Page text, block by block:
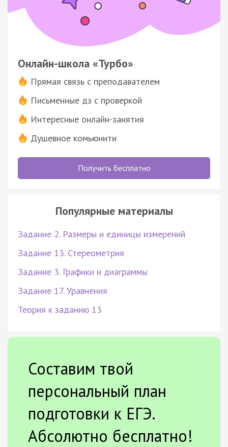
Онлайн-школа «Турбо»
Прямая связь с преподавателем
Письменные дз с проверкой
Интересные онлайн-занятия
Душевное комьюнити
Получить бесплатно
Популярные материалы
Задание 2. Размеры и единицы измерений
Задание 13. Стереометрия
Задание 3. Графики и диаграммы
Задание 17. Уравнения
Теория к заданию 13
Составим твой
персональный план
подготовки к ЕГЭ.
Абсолютно бесплатно!